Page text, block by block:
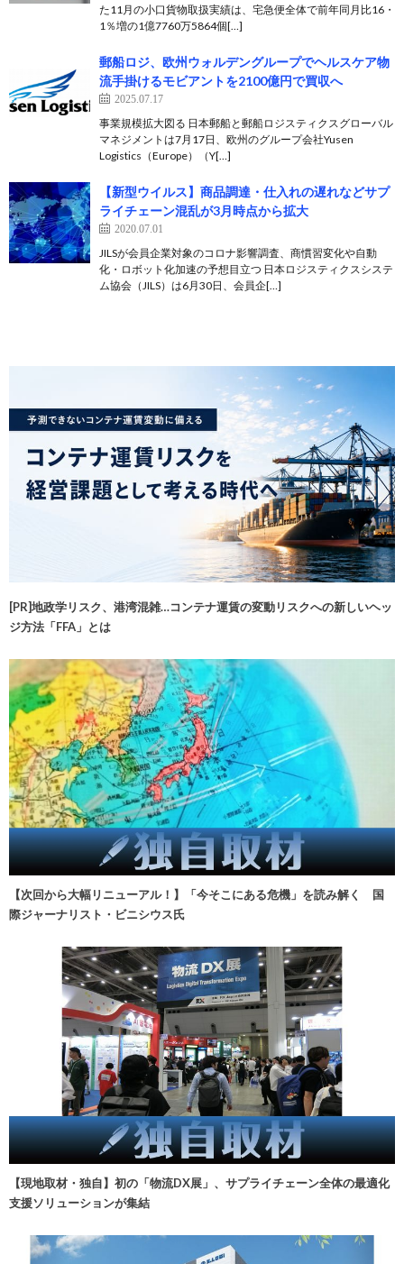
た11月の小口貨物取扱実績は、宅急便全体で前年同月比16・
1％増の1億7760万5864個[…]
郵船ロジ、欧州ウォルデングループでヘルスケア物
流手掛けるモビアントを2100億円で買収へ
2025.07.17
事業規模拡大図る 日本郵船と郵船ロジスティクスグローバル
マネジメントは7月17日、欧州のグループ会社Yusen
Logistics（Europe）（Y[…]
【新型ウイルス】商品調達・仕入れの遅れなどサプ
ライチェーン混乱が3月時点から拡大
2020.07.01
JILSが会員企業対象のコロナ影響調査、商慣習変化や自動
化・ロボット化加速の予想目立つ 日本ロジスティクスシステ
ム協会（JILS）は6月30日、会員企[…]
[PR]地政学リスク、港湾混雑…コンテナ運賃の変動リスクへの新しいヘッ
ジ方法「FFA」とは
【次回から大幅リニューアル！】「今そこにある危機」を読み解く 国
際ジャーナリスト・ビニシウス氏
【現地取材・独自】初の「物流DX展」、サプライチェーン全体の最適化
支援ソリューションが集結